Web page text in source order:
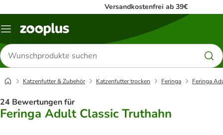
Versandkostenfrei ab 39€
Menü
Produkte
suchen
Katzenfutter & Zubehör Katzenfutter trocken Feringa Feringa
24 Bewertungen für
Feringa Adult Classic Truthahn